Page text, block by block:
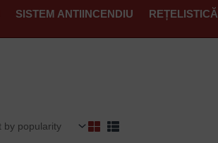
SISTEM ANTIINCENDIU
REȚELISTICĂ